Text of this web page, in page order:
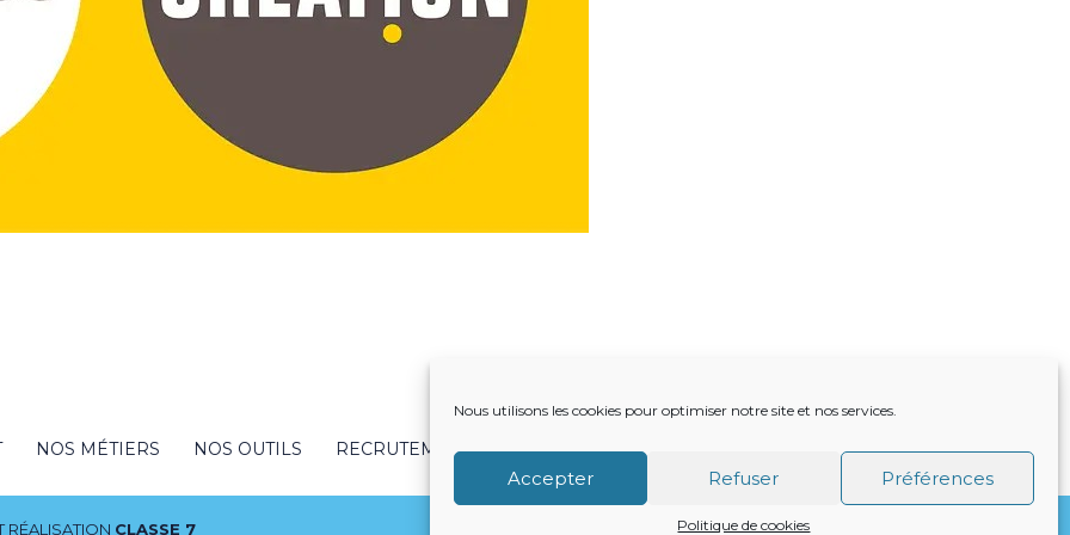
Nous utilisons les cookies pour optimiser notre site et nos services.
Accepter Refuser Préférences
Politique de cookies
NOS MÉTIERS NOS OUTILS RECRUTEMENT NOTRE ACTUALITÉ VIE DU CABINET CONTACT
RÉALISATION CLASSE 7